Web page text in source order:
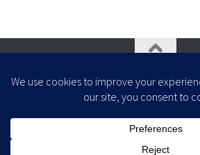
- Zaprojektowany z